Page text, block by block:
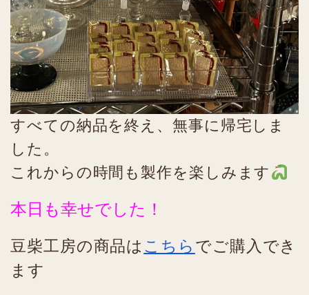
すべての納品を終え、無事に帰宅しま
した。
これからの時間も製作を楽しみます
本日も幸せでした！
豆柴工房の商品は こちら でご購入でき
ます